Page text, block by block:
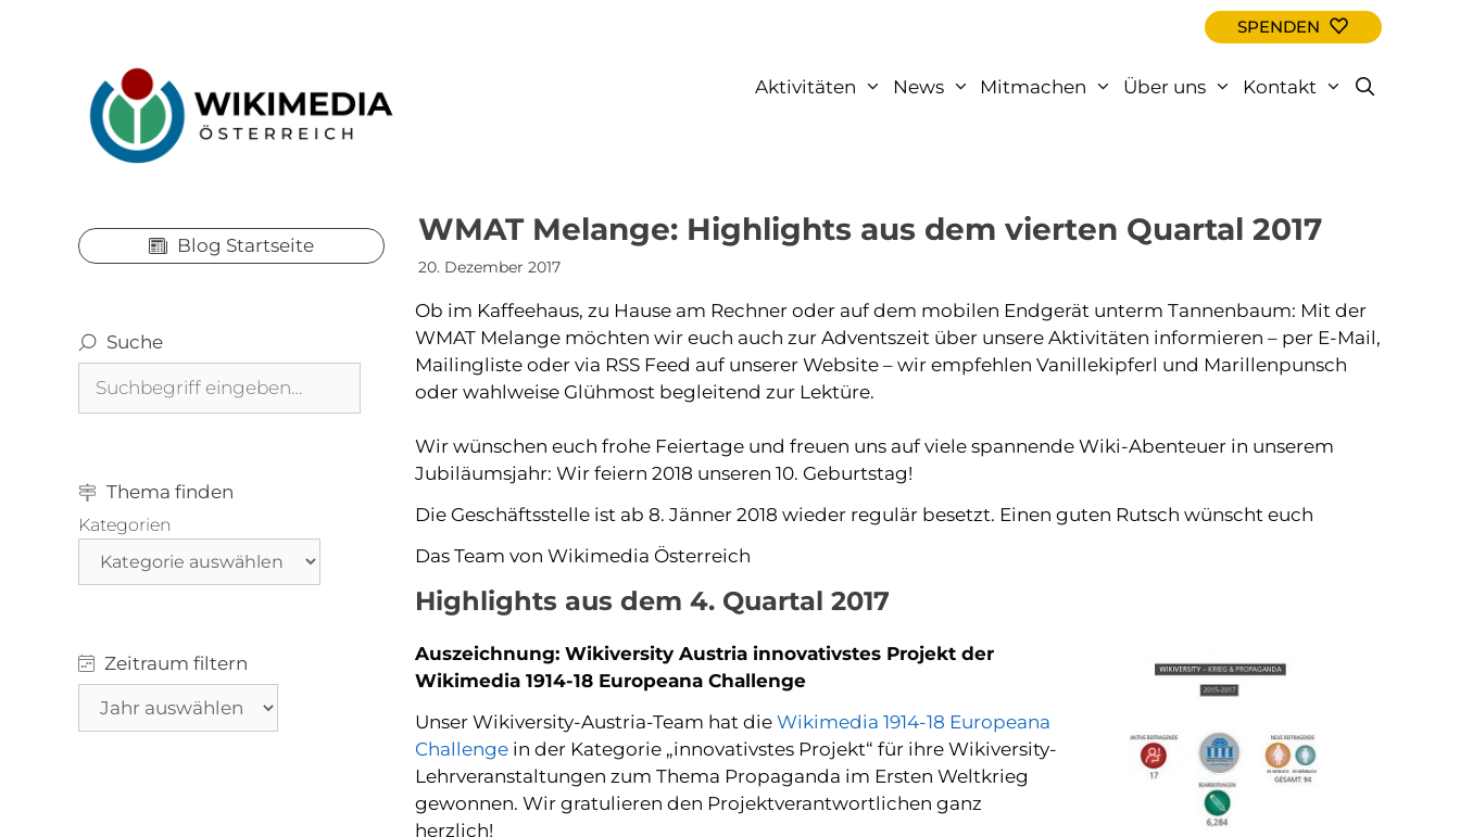
SPENDEN
Aktivitäten News Mitmachen Über uns Kontakt
WMAT Melange: Highlights aus dem vierten Quartal 2017
20. Dezember 2017
Ob im Kaffeehaus, zu Hause am Rechner oder auf dem mobilen Endgerät unterm Tannenbaum: Mit der
WMAT Melange möchten wir euch auch zur Adventszeit über unsere Aktivitäten informieren – per E-Mail,
Mailingliste oder via RSS Feed auf unserer Website – wir empfehlen Vanillekipferl und Marillenpunsch
oder wahlweise Glühmost begleitend zur Lektüre.
Wir wünschen euch frohe Feiertage und freuen uns auf viele spannende Wiki-Abenteuer in unserem
Jubiläumsjahr: Wir feiern 2018 unseren 10. Geburtstag!
Die Geschäftsstelle ist ab 8. Jänner 2018 wieder regulär besetzt. Einen guten Rutsch wünscht euch
Das Team von Wikimedia Österreich
Highlights aus dem 4. Quartal 2017
Auszeichnung: Wikiversity Austria innovativstes Projekt der
Wikimedia 1914-18 Europeana Challenge
Unser Wikiversity-Austria-Team hat die Wikimedia 1914-18 Europeana
Challenge in der Kategorie „innovativstes Projekt“ für ihre Wikiversity-
Lehrveranstaltungen zum Thema Propaganda im Ersten Weltkrieg
gewonnen. Wir gratulieren den Projektverantwortlichen ganz
herzlich!
Blog Startseite
Suche
Thema finden
Kategorien
Zeitraum filtern
Archiv